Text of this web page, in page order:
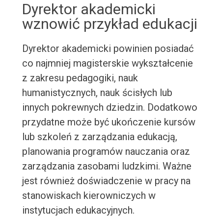
Dyrektor akademicki
wznowić przykład edukacji
Dyrektor akademicki powinien posiadać
co najmniej magisterskie wykształcenie
z zakresu pedagogiki, nauk
humanistycznych, nauk ścisłych lub
innych pokrewnych dziedzin. Dodatkowo
przydatne może być ukończenie kursów
lub szkoleń z zarządzania edukacją,
planowania programów nauczania oraz
zarządzania zasobami ludzkimi. Ważne
jest również doświadczenie w pracy na
stanowiskach kierowniczych w
instytucjach edukacyjnych.